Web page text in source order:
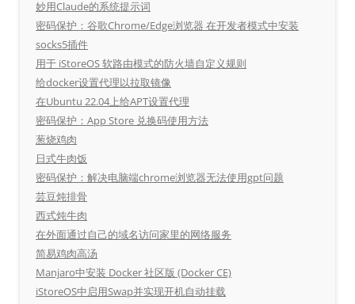
妙用Claude的系统提示词
密码保护：谷歌Chrome/Edge浏览器 在开发者模式中安装
socks5插件
用于 iStoreOS 软路由模式的防火墙自定义规则
给docker设置代理以拉取镜像
在Ubuntu 22.04上给APT设置代理
密码保护：App Store 兑换码使用方法
葱烧鸡肉
日式牛肉饭
密码保护：解决电脑端chrome浏览器无法使用gpt问题
芸豆炖排骨
西式炖牛肉
在外面通过自己的域名访问家里的网络服务
简易鸡肉高汤
Manjaro中安装 Docker 社区版 (Docker CE)
iStoreOS中启用Swap并实现开机自动挂载